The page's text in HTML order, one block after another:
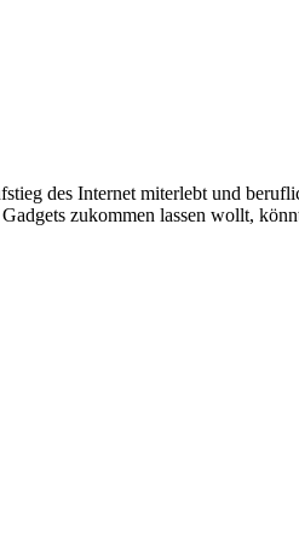
des Internet miterlebt und
zukommen lassen wollt,